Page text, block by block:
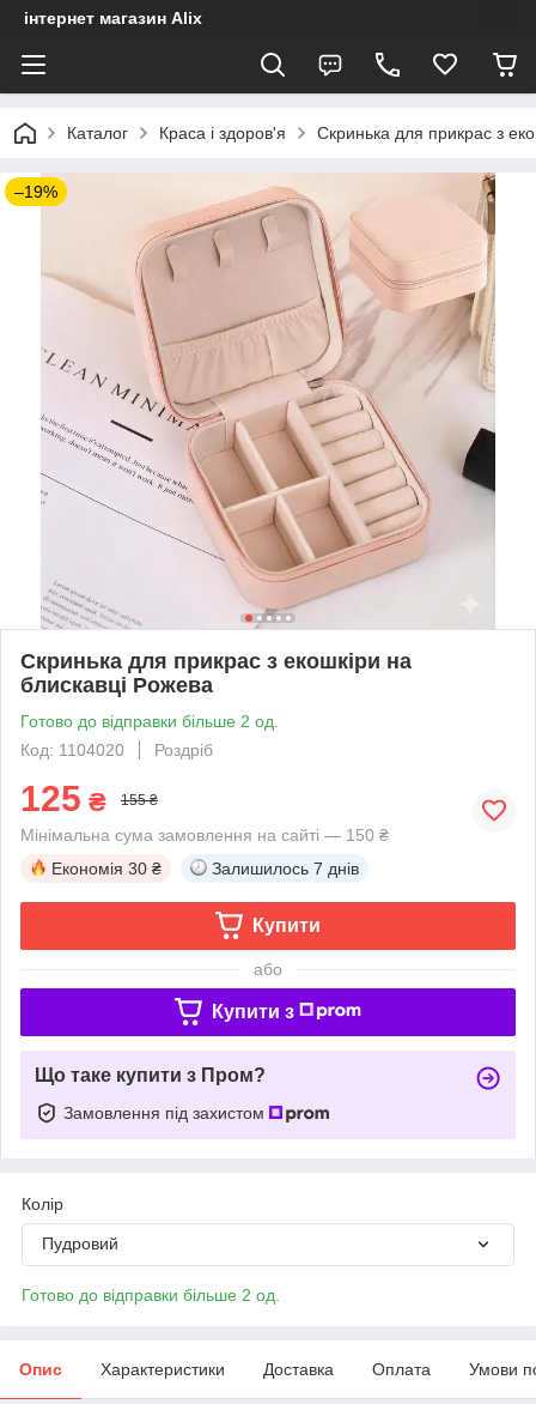
інтернет магазин Alix
Каталог Краса і здоров'я Скринька для прикрас з
–19%
Скринька для прикрас з екошкіри на
блискавці Рожева
Готово до відправки більше 2 од.
Код: 1104020
Роздріб
125 ₴ 155 ₴
Мінімальна сума замовлення на сайті — 150 ₴
Економія 30 ₴ Залишилось 7 днів
Купити
або
Купити з
Що таке купити з Пром?
Замовлення під захистом
Колір
Пудровий
Готово до відправки більше 2 од.
Опис Характеристики Доставка Оплата Умови